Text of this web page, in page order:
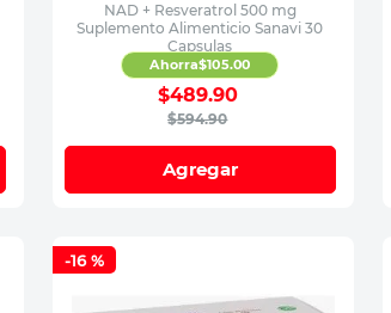
NAD + Resveratrol 500 mg
Suplemento Alimenticio Sanavi 30
Capsulas
$594.90
$489.90
Ahorra$105.00
Agregar
-16 %